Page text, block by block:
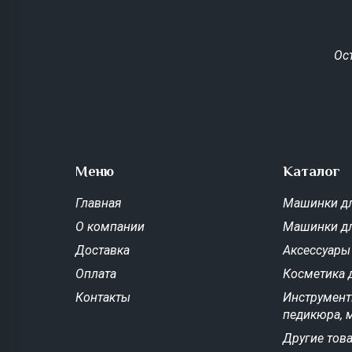
Меню
Главная
О компании
Доставка
Оплата
Контакты
Каталог
Машинки
Машинки
Косметика
педикюра,
Другие